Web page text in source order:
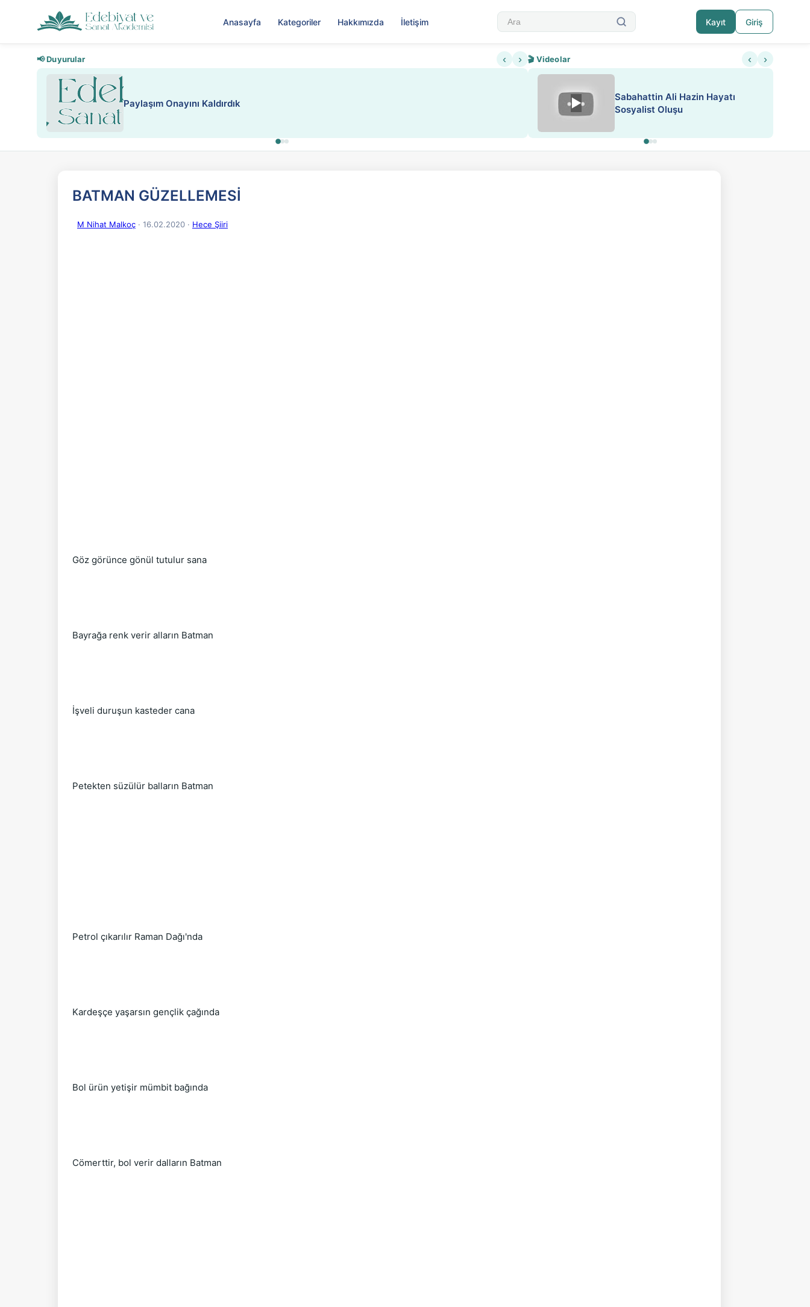
Anasayfa Kategoriler Hakkımızda İletişim Kayıt Giriş
📢 Duyurular ‹ ›
Nadir içeriklere kısıtlama ve kredi sistemi getirildi ESA 'da Sen de Paylaş
🎬 Videolar ‹ ›
▶
ATEŞ YAKMAK KONU ÖZET J.
LONDON
BATMAN GÜZELLEMESİ
M Nihat Malkoç · 16.02.2020 · Hece Şiiri
Göz görünce gönül tutulur sana
Bayrağa renk verir alların Batman
İşveli duruşun kasteder cana
Petekten süzülür balların Batman
Petrol çıkarılır Raman Dağı'nda
Kardeşçe yaşarsın gençlik çağında
Bol ürün yetişir mümbit bağında
Cömerttir, bol verir dalların Batman